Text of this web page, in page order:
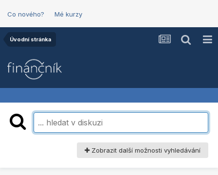
Co nového? Mé kurzy
Úvodní stránka
Zobrazit další možnosti vyhledávání